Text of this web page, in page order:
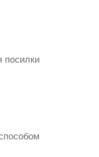
посилки